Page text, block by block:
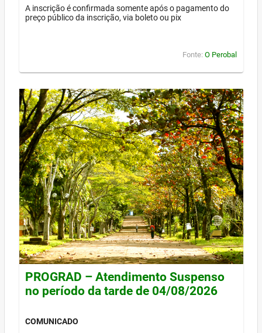
A inscrição é confirmada somente após o pagamento do
preço público da inscrição, via boleto ou pix
Fonte: O Perobal
PROGRAD – Atendimento Suspenso
no período da tarde de 04/08/2026
COMUNICADO